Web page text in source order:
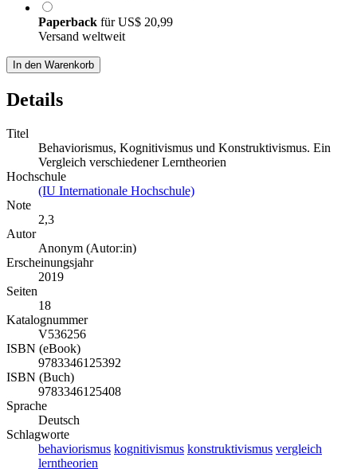
Paperback fürUS$ 20,99
Versand weltweit
In den Warenkorb
Details
Titel
Behaviorismus, Kognitivismus und Konstruktivismus. Ein
Vergleich verschiedener Lerntheorien
Hochschule
(IU Internationale Hochschule)
Note
2,3
Autor
Anonym (Autor:in)
Erscheinungsjahr
2019
Seiten
18
Katalognummer
V536256
ISBN (eBook)
9783346125392
ISBN (Buch)
9783346125408
Sprache
Deutsch
Schlagworte
behaviorismus kognitivismus konstruktivismus vergleich
lerntheorien